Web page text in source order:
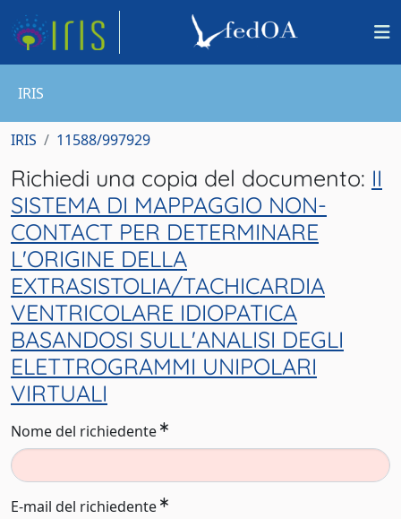
IRIS
IRIS 11588/997929
Richiedi una copia del documento: II
SISTEMA DI MAPPAGGIO NON-
CONTACT PER DETERMINARE
L'ORIGINE DELLA
EXTRASISTOLIA/TACHICARDIA
VENTRICOLARE IDIOPATICA
BASANDOSI SULL'ANALISI DEGLI
ELETTROGRAMMI UNIPOLARI
VIRTUALI
Nome del richiedente
E-mail del richiedente